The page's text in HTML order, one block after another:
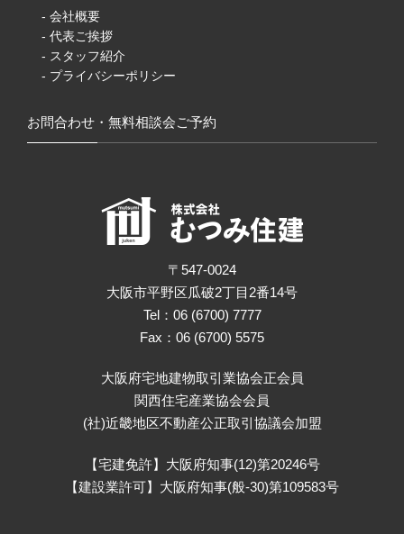
- 会社概要
- 代表ご挨拶
- スタッフ紹介
- プライバシーポリシー
お問合わせ・無料相談会ご予約
〒547-0024
大阪市平野区瓜破2丁目2番14号
Tel：06 (6700) 7777
Fax：06 (6700) 5575
大阪府宅地建物取引業協会正会員
関西住宅産業協会会員
(社)近畿地区不動産公正取引協議会加盟
【宅建免許】大阪府知事(12)第20246号
【建設業許可】大阪府知事(般-30)第109583号